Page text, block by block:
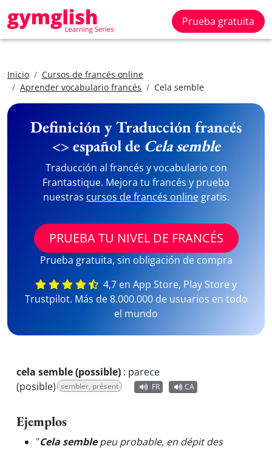
Prueba gratuita
Inicio
Cursos de francés online
Aprender vocabulario francés
Cela semble
Definición y Traducción francés
<> español de Cela semble
Traducción al francés y vocabulario con
Frantastique. Mejora tu francés y prueba
nuestras cursos de francés onlinegratis.
PRUEBA TU NIVEL DE FRANCÉS
Prueba gratuita, sin obligación de compra
4,7 en App Store, Play Store y
Trustpilot. Más de 8.000.000 de usuarios en todo
el mundo
cela semble (possible) : parece
(posible) sembler, présent FR CA
Ejemplos
"Cela semblepeu probable, en dépit des